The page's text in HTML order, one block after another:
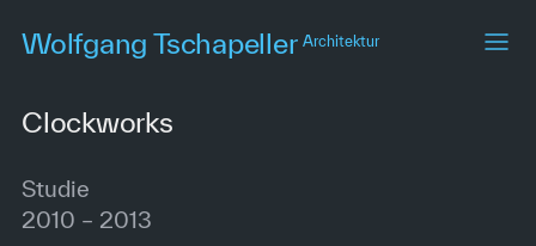
content
Wolfgang TschapellerArchitektur
Clockworks
Studie
2010 – 2013